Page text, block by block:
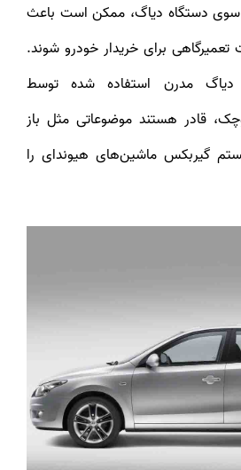
سوی دستگاه دیاگ، ممکن است باعث
برای خریدار خودرو شوند.
دیاگ مدرن استفاده شده توسط
قادر هستند موضوعاتی مثل باز
گیربکس ماشین‌های هیوندای را